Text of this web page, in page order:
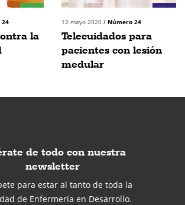
24
la
12 mayo 2020 / Número 24
Telecuidados para
pacientes con lesión
medular
de todo con nuestra
newsletter
para estar al tanto de toda la
de Enfermería en Desarrollo.